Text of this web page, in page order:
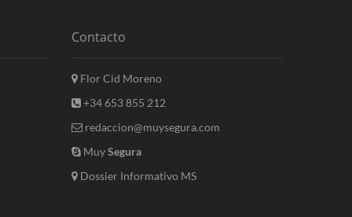
Contacto
Flor Cid Moreno
+34 653 855 212
redaccion@muysegura.com
MuySegura
Dossier Informativo MS